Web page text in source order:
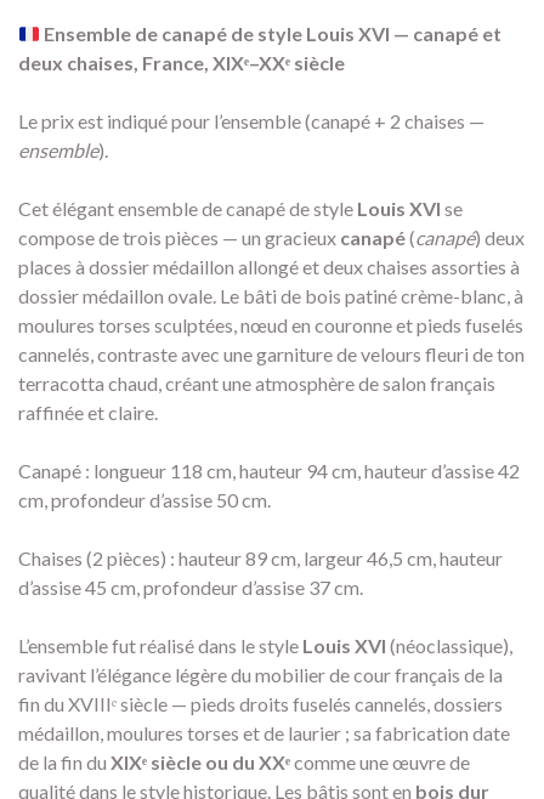
Ensemble de canapé de style Louis XVI — canapé et
deux chaises, France, XIXᵉ–XXᵉ siècle
Le prix est indiqué pour l’ensemble (canapé + 2 chaises —
ensemble).
Cet élégant ensemble de canapé de style Louis XVI se
compose de trois pièces — un gracieux canapé(canapé) deux
places à dossier médaillon allongé et deux chaises assorties à
dossier médaillon ovale. Le bâti de bois patiné crème-blanc, à
moulures torses sculptées, nœud en couronne et pieds fuselés
cannelés, contraste avec une garniture de velours fleuri de ton
terracotta chaud, créant une atmosphère de salon français
raffinée et claire.
Canapé : longueur 118 cm, hauteur 94 cm, hauteur d’assise 42
cm, profondeur d’assise 50 cm.
Chaises (2 pièces) : hauteur 89 cm, largeur 46,5 cm, hauteur
d’assise 45 cm, profondeur d’assise 37 cm.
L’ensemble fut réalisé dans le style Louis XVI (néoclassique),
ravivant l’élégance légère du mobilier de cour français de la
fin du XVIIIᵉ siècle — pieds droits fuselés cannelés, dossiers
médaillon, moulures torses et de laurier ; sa fabrication date
de la fin du XIXᵉ siècle ou du XXᵉcomme une œuvre de
qualité dans le style historique. Les bâtis sont en bois dur